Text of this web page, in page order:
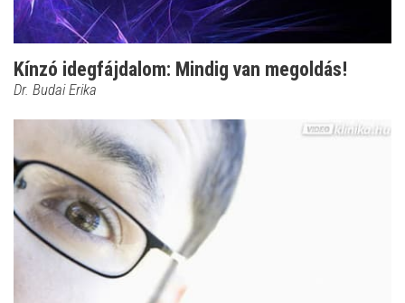
Kínzó idegfájdalom: Mindig van megoldás!
Dr. Budai Erika